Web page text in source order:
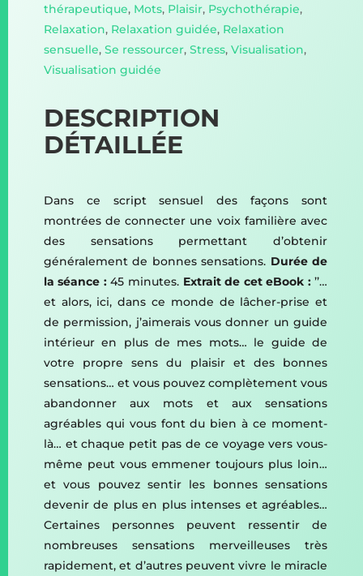
thérapeutique, Mots, Plaisir, Psychothérapie,
Relaxation, Relaxation guidée, Relaxation
sensuelle, Se ressourcer, Stress, Visualisation,
Visualisation guidée
DESCRIPTION
DÉTAILLÉE
Dans ce script sensuel des façons sont
montrées de connecter une voix familière avec
des sensations permettant d’obtenir
généralement de bonnes sensations. Durée de
la séance :45 minutes. Extrait de cet eBook :’’…
et alors, ici, dans ce monde de lâcher-prise et
de permission, j’aimerais vous donner un guide
intérieur en plus de mes mots… le guide de
votre propre sens du plaisir et des bonnes
sensations… et vous pouvez complètement vous
abandonner aux mots et aux sensations
agréables qui vous font du bien à ce moment-
là… et chaque petit pas de ce voyage vers vous-
même peut vous emmener toujours plus loin…
et vous pouvez sentir les bonnes sensations
devenir de plus en plus intenses et agréables…
Certaines personnes peuvent ressentir de
nombreuses sensations merveilleuses très
rapidement, et d’autres peuvent vivre le miracle